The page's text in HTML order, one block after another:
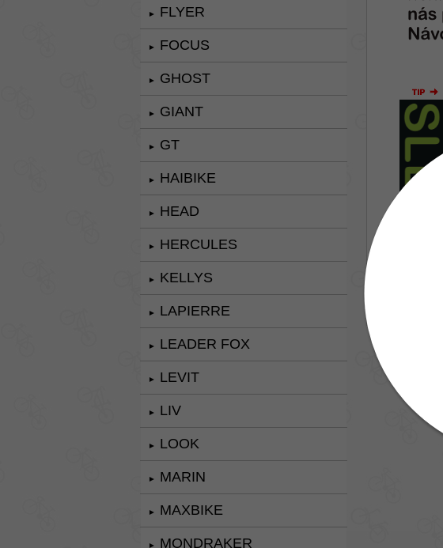
► FLYER
► FOCUS
► GHOST
► GIANT
► GT
► HAIBIKE
► HEAD
► HERCULES
► KELLYS
► LAPIERRE
► LEADER FOX
► LEVIT
► LIV
► LOOK
► MARIN
► MAXBIKE
► MONDRAKER